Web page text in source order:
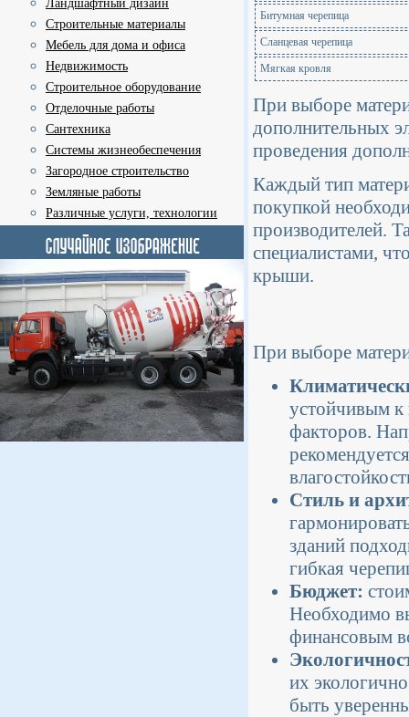
Ландшафтный дизайн
Строительные материалы
Мебель для дома и офиса
Недвижимость
Строительное оборудование
Отделочные работы
Сантехника
Системы жизнеобеспечения
Загородное строительство
Земляные работы
Различные услуги, технологии
Битумная черепица
Сланцевая черепица
Мягкая кровля
При выборе
дополнительных
проведения
Каждый тип
покупкой
производителей.
специалистами,
крыши.
При выборе
устойчивым к
факторов.
Стиль и
зданий
гибкая
Бюджет:
Необходимо
финансовым
их
быть